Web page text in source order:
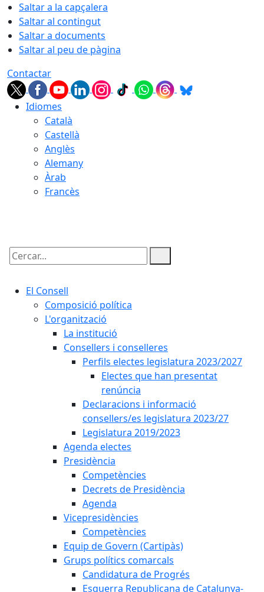
Saltar a la capçalera
Saltar al contingut
Saltar a documents
Saltar al peu de pàgina
Contactar
Idiomes
Català
Castellà
Anglès
Alemany
Àrab
Francès
Cercar:
El Consell
Composició política
L'organització
La institució
Consellers i conselleres
Perfils electes legislatura 2023/2027
Electes que han presentat
renúncia
Declaracions i informació
consellers/es legislatura 2023/27
Legislatura 2019/2023
Agenda electes
Presidència
Competències
Decrets de Presidència
Agenda
Vicepresidències
Competències
Equip de Govern (Cartipàs)
Grups polítics comarcals
Candidatura de Progrés
Esquerra Republicana de Catalunya-